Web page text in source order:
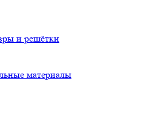
и решётки
материалы